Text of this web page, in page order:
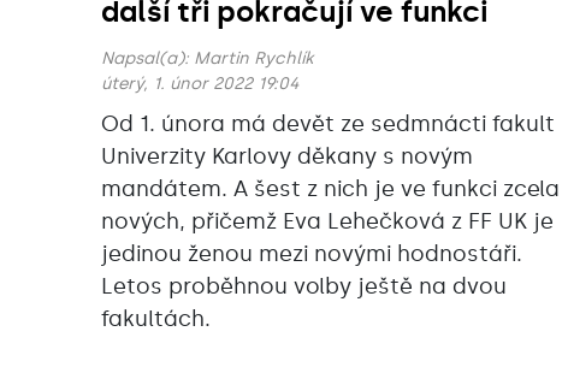
další tři pokračují ve funkci
Napsal(a): Martin Rychlík
úterý, 1. únor 2022 19:04
Od 1. února má devět ze sedmnácti fakult
Univerzity Karlovy děkany s novým
mandátem. A šest z nich je ve funkci zcela
nových, přičemž Eva Lehečková z FF UK je
jedinou ženou mezi novými hodnostáři.
Letos proběhnou volby ještě na dvou
fakultách.